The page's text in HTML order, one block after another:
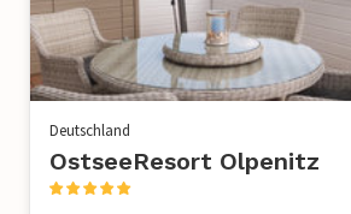
Deutschland
OstseeResort Olpenitz